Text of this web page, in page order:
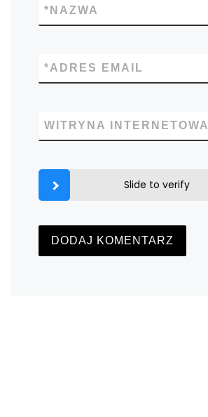
NAZWA
*
ADRES EMAIL
*
WITRYNA INTERNETOWA
Slide to verify